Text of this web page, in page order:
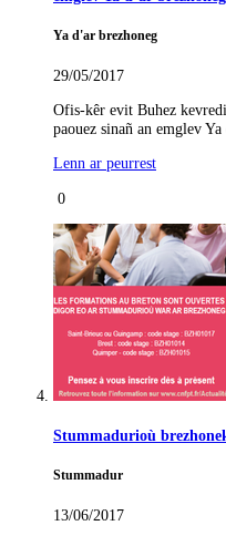
Ya d'ar brezhoneg
29/05/2017
Ofis-kêr evit Buhez
paouez sinañ an emglev Ya
Lenn ar peurrest
0
Stummadurioù
Stummadur
13/06/2017